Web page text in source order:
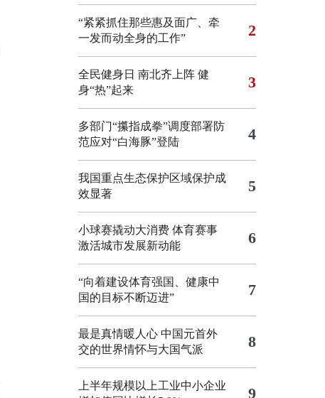
“紧紧抓住那些惠及面广、牵
一发而动全身的工作”
2
全民健身日 南北齐上阵 健
身“热”起来
3
多部门“攥指成拳”调度部署防
范应对“白海豚”登陆
4
我国重点生态保护区域保护成
效显著
5
小球赛撬动大消费 体育赛事
激活城市发展新动能
6
“向着建设体育强国、健康中
国的目标不断迈进”
7
最是真情暖人心 中国元首外
交的世界情怀与大国气派
8
上半年规模以上工业中小企业
9